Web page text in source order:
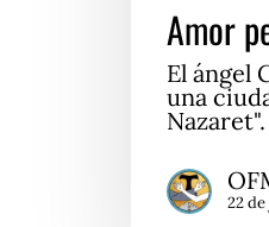
Amor
El ángel
una
22